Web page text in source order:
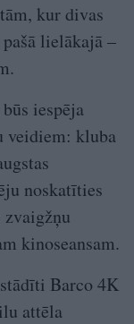
kur divas
lielākajā –
iespēja
veidiem: kluba
noskatīties
kinoseansam.
Barco 4K
attēla